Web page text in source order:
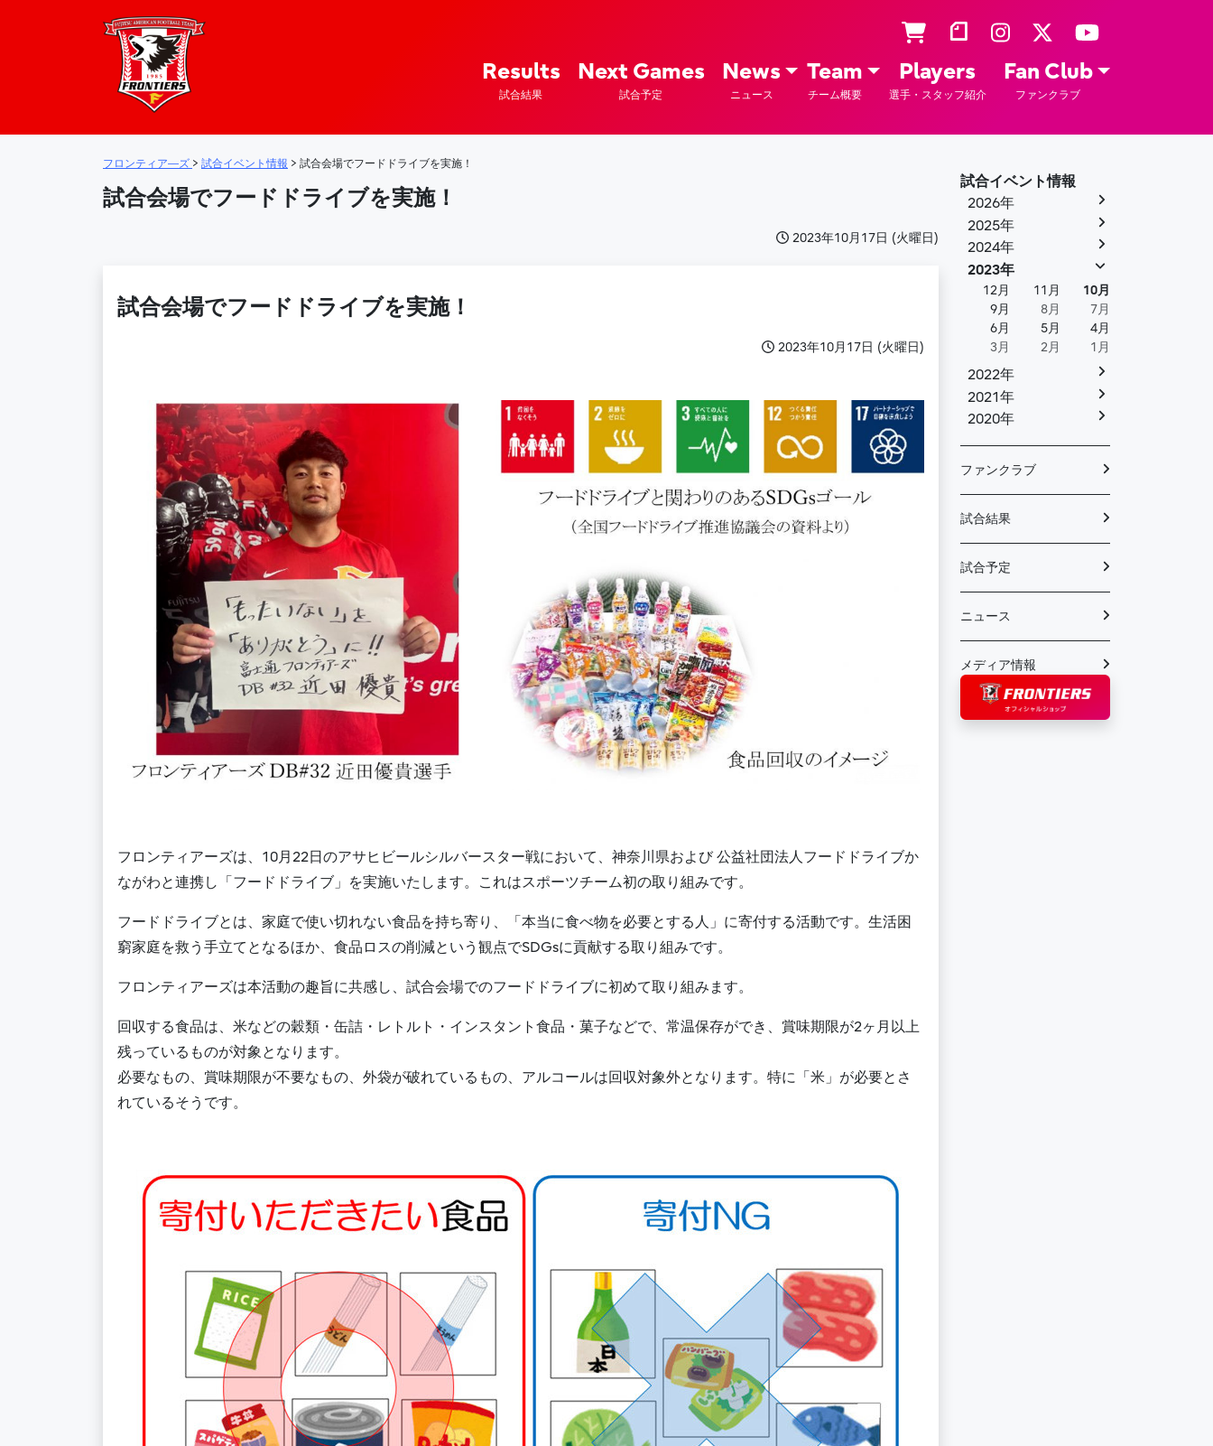
メインナビゲーション
Results
試合結果
Next Games
試合予定
News
ニュース
Team
チーム概要
Players
選手・スタッフ紹介
Fan Club
ファンクラブ
フロンティア―ズ > 試合イベント情報 > 試合会場でフードドライブを実施！
試合会場でフードドライブを実施！
2023年10月17日 (火曜日)
試合会場でフードドライブを実施！
2023年10月17日 (火曜日)
フロンティアーズは、10月22日のアサヒビールシルバースター戦において、神奈川県および 公益社団法人フードドライブか
ながわと連携し「フードドライブ」を実施いたします。これはスポーツチーム初の取り組みです。
フードドライブとは、家庭で使い切れない食品を持ち寄り、​「本当に食べ物を必要とする人」に寄付する活動です。生活困
窮家庭を救う手立てとなるほか、食品ロスの削減という観点でSDGsに貢献する取り組みです。
フロンティアーズは本活動の趣旨に共感し、試合会場でのフードドライブに初めて取り組みます。
回収する食品は、米などの穀類・缶詰・レトルト・インスタント食品・菓子などで、常温保存ができ、賞味期限が2ヶ月以上
残っているものが対象となります。
必要なもの、賞味期限が不要なもの、外袋が破れているもの、アルコールは回収対象外となります。特に「米」が必要とさ
れているそうです。
試合イベント情報
2026年
2025年
2024年
2023年
12月 11月
10月
9月
8月
7月
6月
5月
4月
3月
2月 1月
2022年
2021年
2020年
ファンクラブ
試合結果
試合予定
ニュース
メディア情報